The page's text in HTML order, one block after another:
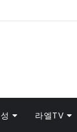
라엘TV